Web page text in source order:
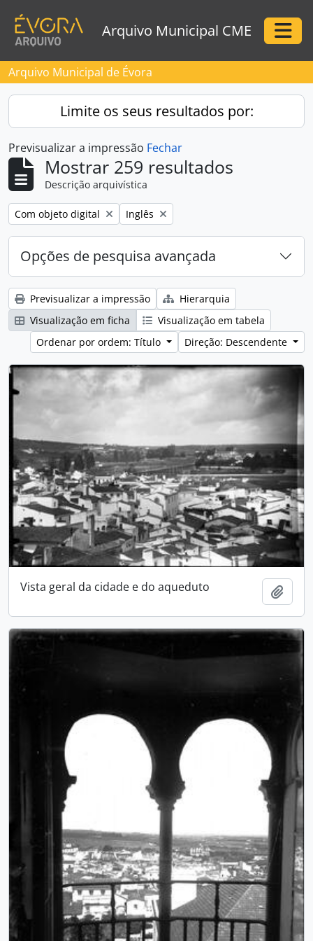
Arquivo Municipal CME
Arquivo Municipal de Évora
Limite os seus resultados por:
Previsualizar a impressão Fechar
Mostrar 259 resultados
Descrição arquivística
Remove filter:
Com objeto digital Remove filter:
Inglês
Opções de pesquisa avançada
Previsualizar a impressão
Hierarquia
Visualização em ficha
Visualização em tabela
Ordenar por ordem: Título
Direção: Descendente
Vista geral da cidade e do aqueduto